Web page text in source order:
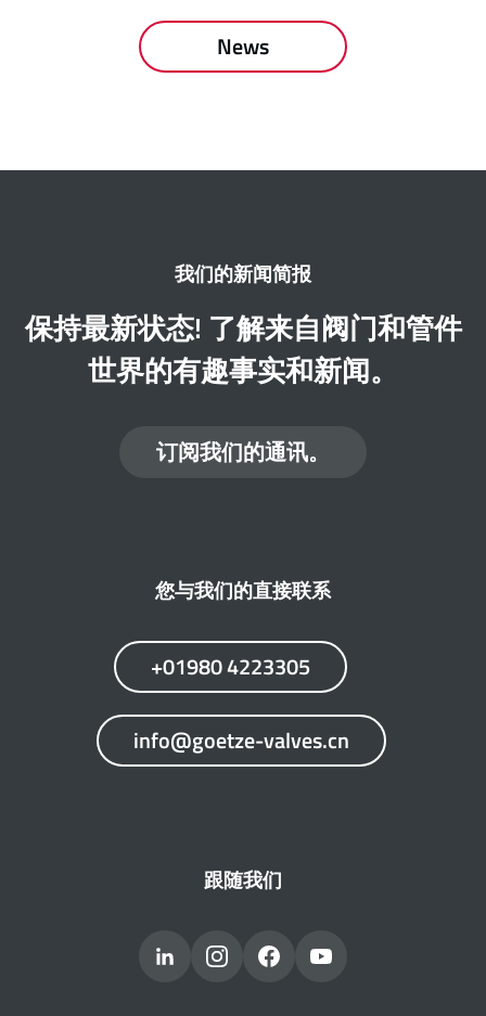
News
我们的新闻简报
保持最新状态! 了解来自阀门和管件
世界的有趣事实和新闻。
订阅我们的通讯。
您与我们的直接联系
+01980 4223305
info@goetze-valves.cn
跟随我们